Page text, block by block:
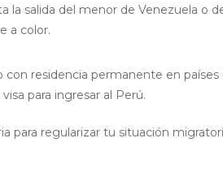
la salida del menor de Venezuela o
a color.
con residencia permanente en
para ingresar al Perú.
para regularizar tu situación